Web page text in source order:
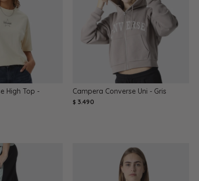
High Top -
Campera Converse Uni - Gris
$ 3.490